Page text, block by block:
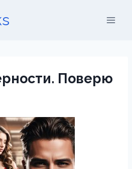
Поверю